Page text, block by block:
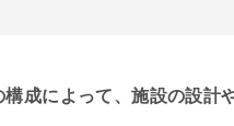
構成によって、施設の設計